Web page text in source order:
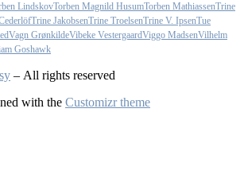
LindskovTorben Magnild HusumTorben MathiassenTrine
Trine JakobsenTrine TroelsenTrine V. IpsenTue
Vagn GrønkildeVibeke VestergaardViggo MadsenVilhelm
Goshawk
– All rights reserved
with the Customizr theme